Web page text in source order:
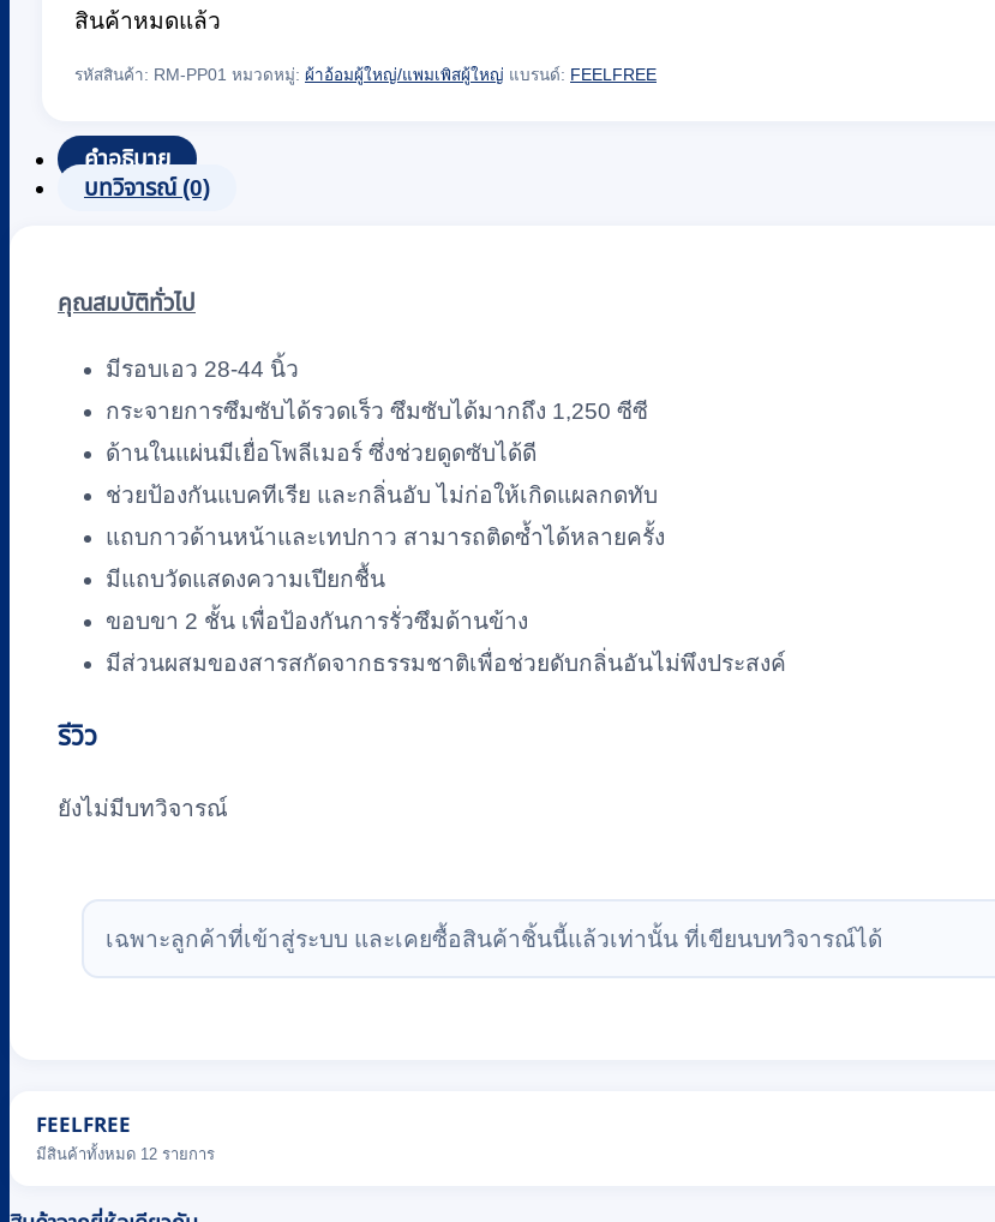
สินค้าหมดแล้ว
รหัสสินค้า: RM-PP01 หมวดหมู่: ผ้าอ้อมผู้ใหญ่/แพมเพิสผู้ใหญ่ แบรนด์: FEELFREE
คำอธิบาย
บทวิจารณ์ (0)
คุณสมบัติทั่วไป
มีรอบเอว 28-44 นิ้ว
กระจายการซึมซับได้รวดเร็ว ซึมซับได้มากถึง 1,250 ซีซี
ด้านในแผ่นมีเยื่อโพลีเมอร์ ซึ่งช่วยดูดซับได้ดี
ช่วยป้องกันแบคทีเรีย และกลิ่นอับ ไม่ก่อให้เกิดแผลกดทับ
แถบกาวด้านหน้าและเทปกาว สามารถติดซ้ำได้หลายครั้ง
มีแถบวัดแสดงความเปียกชื้น
ขอบขา 2 ชั้น เพื่อป้องกันการรั่วซึมด้านข้าง
มีส่วนผสมของสารสกัดจากธรรมชาติเพื่อช่วยดับกลิ่นอันไม่พึงประสงค์
รีวิว
ยังไม่มีบทวิจารณ์
เฉพาะลูกค้าที่เข้าสู่ระบบ และเคยซื้อสินค้าชิ้นนี้แล้วเท่านั้น ที่เขียนบทวิจารณ์ได้
FEELFREE
มีสินค้าทั้งหมด 12 รายการ